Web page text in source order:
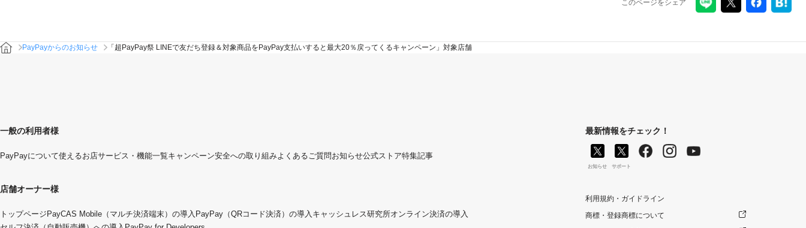
このページをシェア
PayPayからのお知らせ 「超PayPay祭 LINEで友だち登録＆対象商品をPayPay支払いすると最大20％戻ってくるキャンペーン」対象店舗
一般の利用者様
PayPayについて使えるお店サービス・機能一覧キャンペーン安全への取り組みよくあるご質問お知らせ公式ストア特集記事
店舗オーナー様
トップページ PayCAS Mobile（マルチ決済端末）の導入 PayPay（QRコード決済）の導入 キャッシュレス研究所オンライン決済の導入
最新情報をチェック！
お知らせ サポート
利用規約・ガイドライン
商標・登録商標について